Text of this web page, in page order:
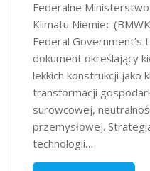
Federalne
Klimatu Niemiec
Federal Government’s
dokument określający
lekkich konstrukcji jako
transformacji
surowcowej,
przemysłowej.
technologii…